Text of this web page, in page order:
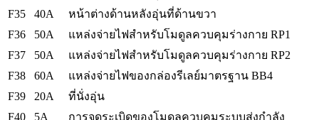
F35
40A
หน้าต่างด้านหลังอุ่นที่ด้านขวา
F36
50A
แหล่งจ่ายไฟสำหรับโมดูลควบคุมร่างกาย RP1
F37
50A
แหล่งจ่ายไฟสำหรับโมดูลควบคุมร่างกาย RP2
F38
60A
แหล่งจ่ายไฟของกล่องรีเลย์มาตรฐาน BB4
F39
20A
ที่นั่งอุ่น
F40
5A
การจุดระเบิดของโมดูลควบคุมระบบส่งกำลัง